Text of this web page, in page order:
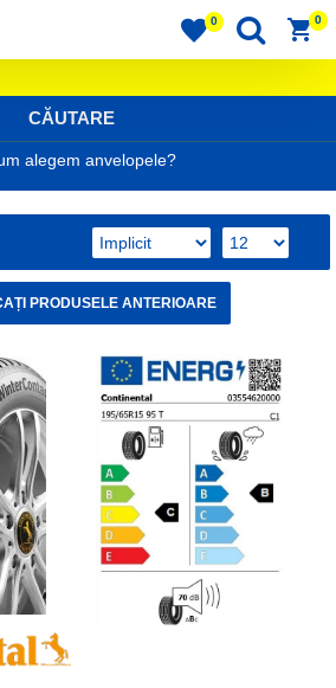
0 0
CĂUTARE
alegem anvelopele?
PRODUSELE ANTERIOARE